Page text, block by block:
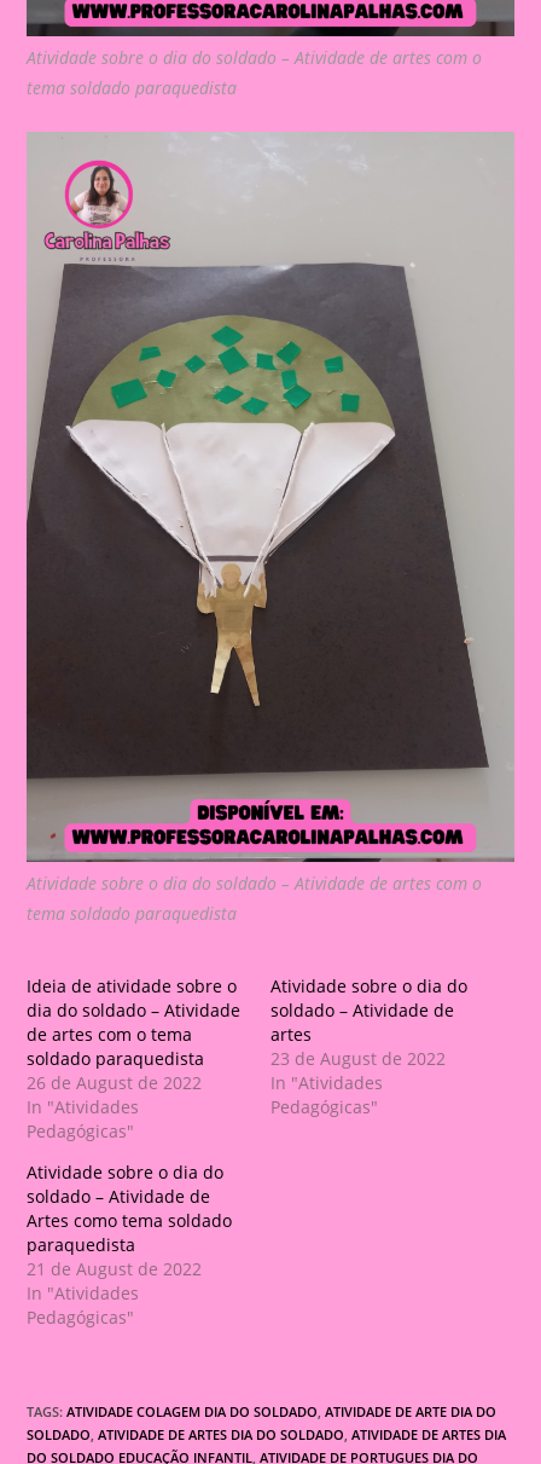
Atividade sobre o dia do soldado – Atividade de artes com o
tema soldado paraquedista
Atividade sobre o dia do soldado – Atividade de artes com o
tema soldado paraquedista
Ideia de atividade sobre o
dia do soldado – Atividade
de artes com o tema
soldado paraquedista
26 de August de 2022
In "Atividades
Pedagógicas"
Atividade sobre o dia do
soldado – Atividade de
artes
23 de August de 2022
In "Atividades
Pedagógicas"
Atividade sobre o dia do
soldado – Atividade de
Artes como tema soldado
paraquedista
21 de August de 2022
In "Atividades
Pedagógicas"
TAGS:ATIVIDADE COLAGEM DIA DO SOLDADO, ATIVIDADE DE ARTE DIA DO
SOLDADO, ATIVIDADE DE ARTES DIA DO SOLDADO, ATIVIDADE DE ARTES DIA
DO SOLDADO EDUCAÇÃO INFANTIL, ATIVIDADE DE PORTUGUES DIA DO